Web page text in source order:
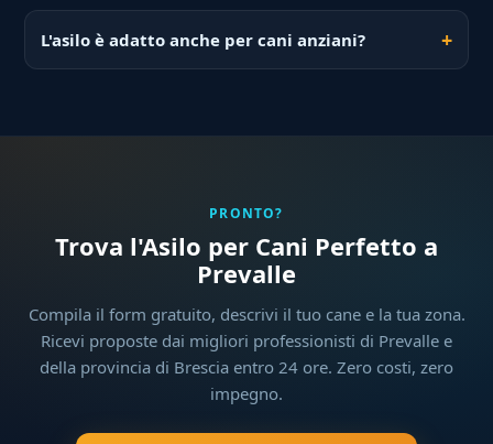
L'asilo è adatto anche per cani anziani?
PRONTO?
Trova l'Asilo per Cani Perfetto a
Prevalle
Compila il form gratuito, descrivi il tuo cane e la tua zona.
Ricevi proposte dai migliori professionisti di Prevalle e
della provincia di Brescia entro 24 ore. Zero costi, zero
impegno.